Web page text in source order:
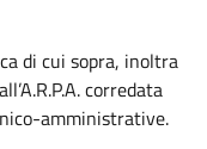
di cui sopra, inoltra
corredata
amministrative.